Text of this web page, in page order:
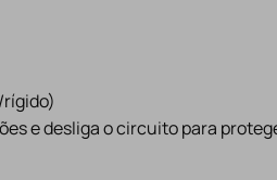
e desliga o circuito para